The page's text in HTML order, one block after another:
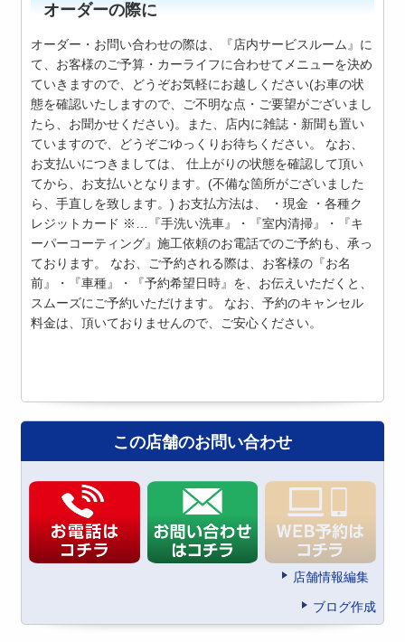
オーダーの際に
オーダー・お問い合わせの際は、『店内サービスルーム』に
て、お客様のご予算・カーライフに合わせてメニューを決め
ていきますので、どうぞお気軽にお越しください(お車の状
態を確認いたしますので、ご不明な点・ご要望がございまし
たら、お聞かせください)。また、店内に雑誌・新聞も置い
ていますので、どうぞごゆっくりお待ちください。 なお、
お支払いにつきましては、 仕上がりの状態を確認して頂い
てから、お支払いとなります。(不備な箇所がございました
ら、手直しを致します。) お支払方法は、 ・現金 ・各種ク
レジットカード ※…『手洗い洗車』・『室内清掃』・『キ
ーパーコーティング』施工依頼のお電話でのご予約も、承っ
ております。 なお、ご予約される際は、お客様の『お名
前』・『車種』・『予約希望日時』を、お伝えいただくと、
スムーズにご予約いただけます。 なお、予約のキャンセル
料金は、頂いておりませんので、ご安心ください。
この店舗のお問い合わせ
店舗情報編集
ブログ作成